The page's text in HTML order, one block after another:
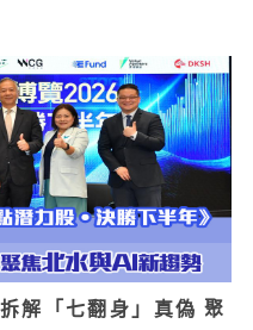
解「七翻身」真偽 聚